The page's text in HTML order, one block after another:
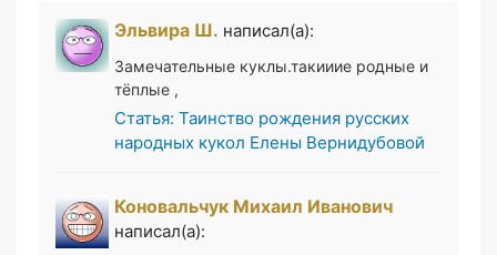
Эльвира Ш. написал(а):
Замечательные куклы.такииие родные и
тёплые ,
Статья: Таинство рождения русских
народных кукол Елены Вернидубовой
Коновальчук Михаил Иванович
написал(а):